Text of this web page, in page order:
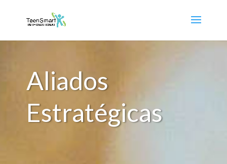
Aliados
Estratégicas